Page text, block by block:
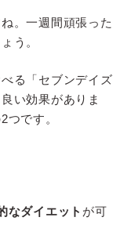
。一週間頑張った
う。
る「セブンデイズ
い効果がありま
です。
なダイエット が可